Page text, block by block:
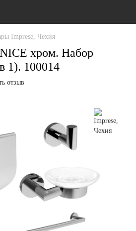
Imprese, Чехия
хром. Набор
1). 100014
отзыв